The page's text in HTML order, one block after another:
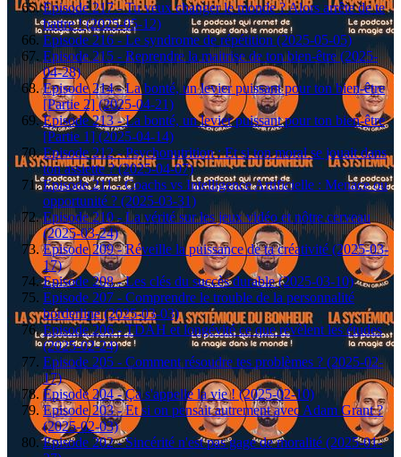
Episode 217 - Tu veux changer le monde ? Alors arrête de te
battre ! (2025-05-12)
Episode 216 - Le syndrome de répétition (2025-05-05)
Episode 215 - Reprendre la maitrise de ton bien-être (2025-
04-28)
Episode 214 - La bonté, un levier puissant pour ton bien-être
[Partie 2] (2025-04-21)
Episode 213 - La bonté, un levier puissant pour ton bien-être
[Partie 1] (2025-04-14)
Episode 212 - Psychonutrition : Et si ton moral se jouait dans
ton assiette ? (2025-04-07)
Episode 211 - Coachs vs Intelligence Artificielle : Menace ou
opportunité ? (2025-03-31)
Episode 210 - La vérité sur les jeux vidéo et nôtre cerveau
(2025-03-24)
Episode 209 - Réveille la puissance de ta créativité (2025-03-
17)
Episode 208 - Les clés du succès durable (2025-03-10)
Episode 207 - Comprendre le trouble de la personnalité
borderline (2025-03-03)
Episode 206 - TDAH et longévité ce que révèlent les études
(2025-02-24)
Episode 205 - Comment résoudre tes problèmes ? (2025-02-
17)
Episode 204 - Ça s'appelle la vie ! (2025-02-10)
Episode 203 - Et si on pensait autrement avec Adam Grant ?
(2025-02-03)
Episode 202 - Sincérité n'est pas gage de moralité (2025-01-